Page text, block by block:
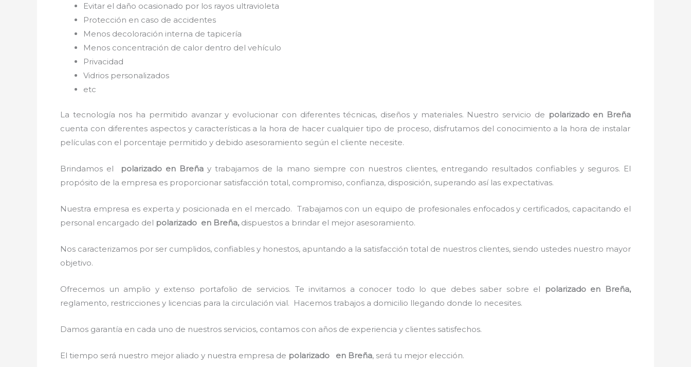
Evitar el daño ocasionado por los rayos ultravioleta
Protección en caso de accidentes
Menos decoloración interna de tapicería
Menos concentración de calor dentro del vehículo
Privacidad
Vidrios personalizados
etc
La tecnología nos ha permitido avanzar y evolucionar con diferentes técnicas, diseños y materiales. Nuestro servicio de polarizado en Breña
cuenta con diferentes aspectos y características a la hora de hacer cualquier tipo de proceso, disfrutamos del conocimiento a la hora de instalar
películas con el porcentaje permitido y debido asesoramiento según el cliente necesite.
Brindamos el polarizado en Breñay trabajamos de la mano siempre con nuestros clientes, entregando resultados confiables y seguros. El
propósito de la empresa es proporcionar satisfacción total, compromiso, confianza, disposición, superando así las expectativas.
Nuestra empresa es experta y posicionada en el mercado. Trabajamos con un equipo de profesionales enfocados y certificados, capacitando el
personal encargado del polarizado en Breña, dispuestos a brindar el mejor asesoramiento.
Nos caracterizamos por ser cumplidos, confiables y honestos, apuntando a la satisfacción total de nuestros clientes, siendo ustedes nuestro mayor
objetivo.
Ofrecemos un amplio y extenso portafolio de servicios. Te invitamos a conocer todo lo que debes saber sobre el polarizado en Breña,
reglamento, restricciones y licencias para la circulación vial. Hacemos trabajos a domicilio llegando donde lo necesites.
Damos garantía en cada uno de nuestros servicios, contamos con años de experiencia y clientes satisfechos.
El tiempo será nuestro mejor aliado y nuestra empresa de polarizado en Breña, será tu mejor elección.